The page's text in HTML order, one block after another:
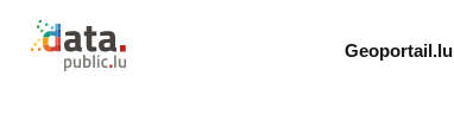
Retour à l'accueil de data.public.lu
Geoportail.lu